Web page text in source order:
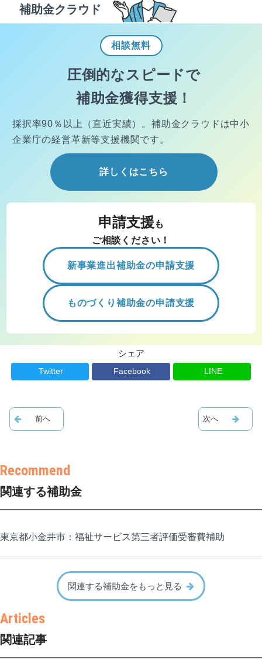
補助金クラウド
相談無料
圧倒的なスピードで
補助金獲得支援！
採択率90％以上（直近実績）。 補助金クラウドは中小
企業庁の経営革新等支援機関です。
詳しくはこちら
申請支援 も
ご相談ください！
新事業進出補助金の申請支援
ものづくり補助金の申請支援
シェア
Twitter Facebook LINE
関連する補助金
東京都小金井市：福祉サービス第三者評価受審費補助
関連する補助金をもっと見る
関連記事